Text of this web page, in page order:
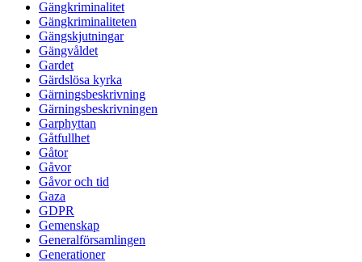
Gängkriminalitet
Gängkriminaliteten
Gängskjutningar
Gängvåldet
Gardet
Gärdslösa kyrka
Gärningsbeskrivning
Gärningsbeskrivningen
Garphyttan
Gåtfullhet
Gåtor
Gåvor
Gåvor och tid
Gaza
GDPR
Gemenskap
Generalförsamlingen
Generationer